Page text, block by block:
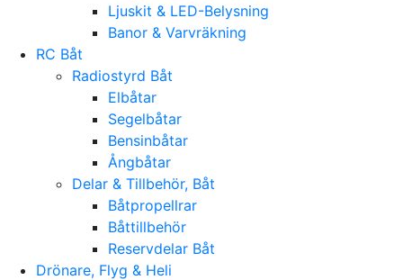
Ljuskit & LED-Belysning
Banor & Varvräkning
RC Båt
Radiostyrd Båt
Elbåtar
Segelbåtar
Bensinbåtar
Ångbåtar
Delar & Tillbehör, Båt
Båtpropellrar
Båttillbehör
Reservdelar Båt
Drönare, Flyg & Heli